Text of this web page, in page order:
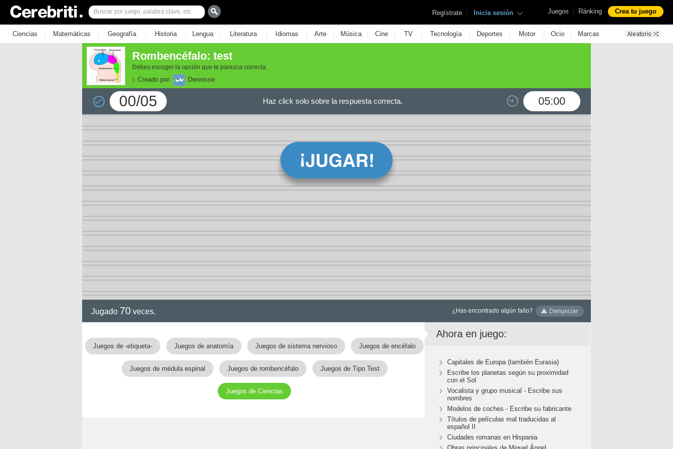
Juegos | Ránking Crea tu juego
Regístrate | Inicia sesión
Ciencias | Matemáticas | Geografía | Historia | Lengua | Literatura | Idiomas | Arte | Música | Cine | TV | Tecnología | Deportes | Motor | Ocio | Marcas
Rombencéfalo: test
Debes escoger la opción que te parezca correcta.
Creado por: Dennisse
00/05 05:00
Haz click solo sobre la respuesta correcta.
Jugado 70 veces. ¿Has encontrado algún fallo?
Juegos de -etiqueta- Juegos de anatomía Juegos de sistema nervioso Juegos de encéfalo
Juegos de médula espinal Juegos de rombencéfalo Juegos de Tipo Test
Juegos de Ciencias
Ahora en juego:
Capitales de Europa (también Eurasia)
Escribe los planetas según su proximidad
con el Sol
Vocalista y grupo musical - Escribe sus
nombres
Modelos de coches - Escribe su fabricante
Títulos de películas mal traducidas al
español II
Ciudades romanas en Hispania